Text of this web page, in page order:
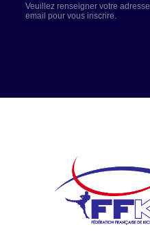
Veuillez renseigner votre adresse
email pour vous inscrire.